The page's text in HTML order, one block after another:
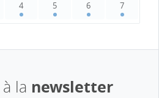
4 5 6 7
la newsletter